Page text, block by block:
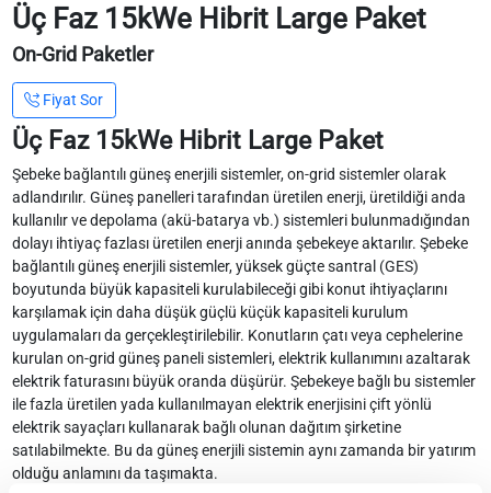
Üç Faz 15kWe Hibrit Large Paket
On-Grid Paketler
Fiyat Sor
Üç Faz 15kWe Hibrit Large Paket
Şebeke bağlantılı güneş enerjili sistemler, on-grid sistemler olarak
adlandırılır. Güneş panelleri tarafından üretilen enerji, üretildiği anda
kullanılır ve depolama (akü-batarya vb.) sistemleri bulunmadığından
dolayı ihtiyaç fazlası üretilen enerji anında şebekeye aktarılır. Şebeke
bağlantılı güneş enerjili sistemler, yüksek güçte santral (GES)
boyutunda büyük kapasiteli kurulabileceği gibi konut ihtiyaçlarını
karşılamak için daha düşük güçlü küçük kapasiteli kurulum
uygulamaları da gerçekleştirilebilir. Konutların çatı veya cephelerine
kurulan on-grid güneş paneli sistemleri, elektrik kullanımını azaltarak
elektrik faturasını büyük oranda düşürür. Şebekeye bağlı bu sistemler
ile fazla üretilen yada kullanılmayan elektrik enerjisini çift yönlü
elektrik sayaçları kullanarak bağlı olunan dağıtım şirketine
satılabilmekte. Bu da güneş enerjili sistemin aynı zamanda bir yatırım
olduğu anlamını da taşımakta.